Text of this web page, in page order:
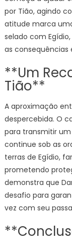
por Tião, agindo
atitude marca
selado com
as consequências
**Um
Tião**
A aproximação
despercebida. O
para transmitir
continue sob as
terras de Egídio,
prometendo
demonstra que
desafio para
vez com seu